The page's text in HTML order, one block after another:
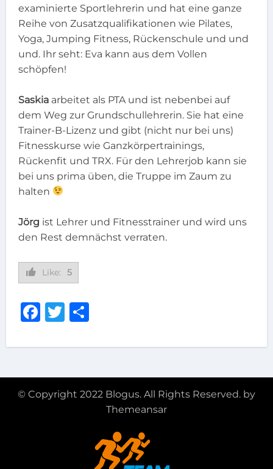
examinierte Sportlehrerin und hat eine ganze
Reihe von Zusatzqualifikationen wie Pilates,
Yoga, Jumping Fitness, Rückenschule und und
und. Ihr seht: Eva kann aus dem Vollen
schöpfen!
Saskiaarbeitet als PTA und ist nebenbei auf
dem Weg zur Grundschullehrerin. Sie hat eine
Trainer-B-Lizenz und gibt (nicht nur bei uns)
Fitnesskurse wie Ganzkörpertrainings,
Rückenfit und TRX. Für den Lehrerjob kann sie
bei uns prima üben, die Truppe im Zaum zu
halten
Jörg ist Lehrer und Fitnesstrainer und wird uns
den Rest demnächst verraten.
Like: 5
Facebook
Twitter
Teilen
© Copyright 2022 Blogus. All Rights Reserved. by
Themeansar